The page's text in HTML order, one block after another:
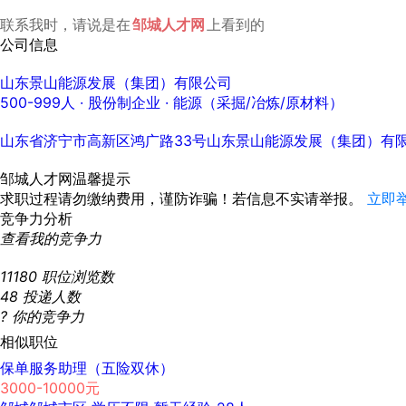
联系我时，请说是在邹城人才网 上看到的
公司信息
山东景山能源发展（集团）有限公司
500-999人 · 股份制企业 · 能源（采掘/冶炼/原材料）
山东省济宁市高新区鸿广路33号山东景山能源发展（集团）有
邹城人才网温馨提示
求职过程请勿缴纳费用，谨防诈骗！若信息不实请举报。 立即
竞争力分析
查看我的竞争力
11180 职位浏览数
48 投递人数
? 你的竞争力
相似职位
保单服务助理（五险双休）
3000-10000元